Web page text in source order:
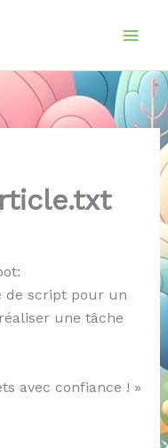
de script pour un
une tâche
avec confiance ! »